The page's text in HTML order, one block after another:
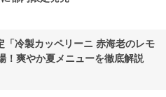
「冷製カッペリーニ 赤海老のレモ
！爽やか夏メニューを徹底解説